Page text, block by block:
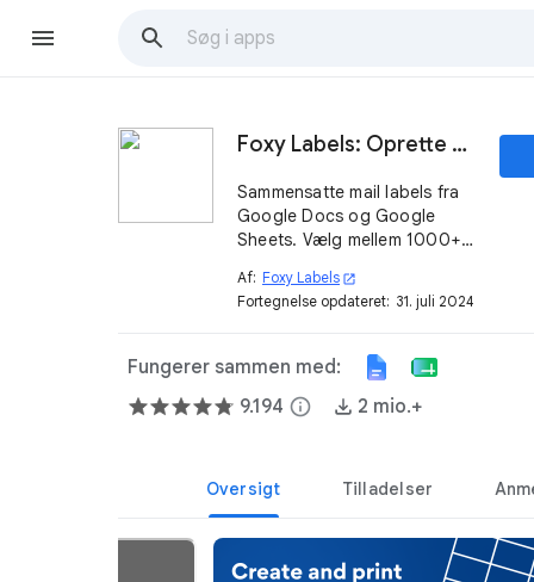
Foxy Labels: Oprette og udskrive etiketter
Sammensatte mail labels fra
Google Docs og Google
Sheets. Vælg mellem 1000+
med Avery® og andre labels
udbydere. Installer tilføjelsen
Af: Foxy Labels open_in_new
Fortegnelse opdateret: 31. juli 2024
Fungerer sammen med:
9.194 info 2 mio.+
Oversigt Tilladelser